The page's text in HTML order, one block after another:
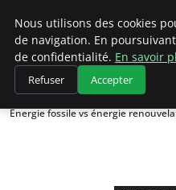
Accueil
Énergie et environnement
Énergie fossile vs énergie
Nous utilisons des cookies
de navigation. En
de confidentialité. En savoir
Refuser Accepter